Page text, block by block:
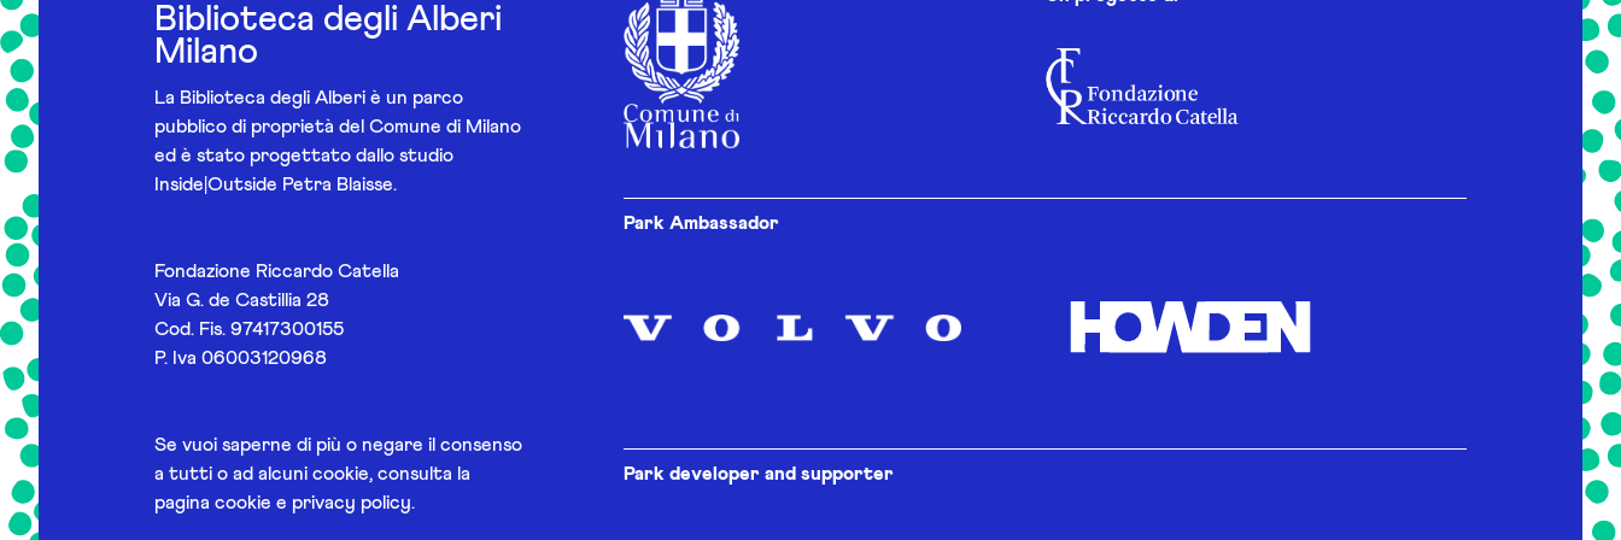
Biblioteca degli Alberi
Milano
La Biblioteca degli Alberi è un parco
pubblico di proprietà del Comune di Milano
ed è stato progettato dallo studio
Inside|Outside Petra Blaisse.
Fondazione Riccardo Catella
Via G. de Castillia 28
Cod. Fis. 97417300155
P. Iva 06003120968
Se vuoi saperne di più o negare il consenso
a tutti o ad alcuni cookie, consulta la
pagina cookie e privacy policy.
Park Ambassador
Park developer and supporter